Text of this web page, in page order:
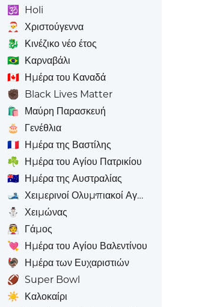
🕉️
Holi
🎅
Χριστούγεννα
🐉
Κινέζικο νέο έτος
🇧🇷 Καρναβάλι
🇨🇦 Ημέρα του Καναδά
✊🏿 Black Lives Matter
🛍️
Μαύρη Παρασκευή
🎂
Γενέθλια
🇫🇷 Ημέρα της Βαστίλης
☘️ Ημέρα του Αγίου Πατρικίου
🇦🇺 Ημέρα της Αυστραλίας
🎿 Χειμερινοί Ολυμπιακοί Αγώνες
⛄
Χειμώνας
👰 Γάμος
💘 Ημέρα του Αγίου Βαλεντίνου
🦃
Ημέρα των Ευχαριστιών
🏈 Super Bowl
☀️ Καλοκαίρι